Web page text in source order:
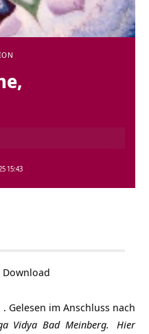
15:43
Download
. Gelesen im Anschluss nach
Vidya Bad Meinberg.
Hier